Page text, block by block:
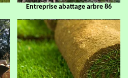
Entreprise abattage arbre 86